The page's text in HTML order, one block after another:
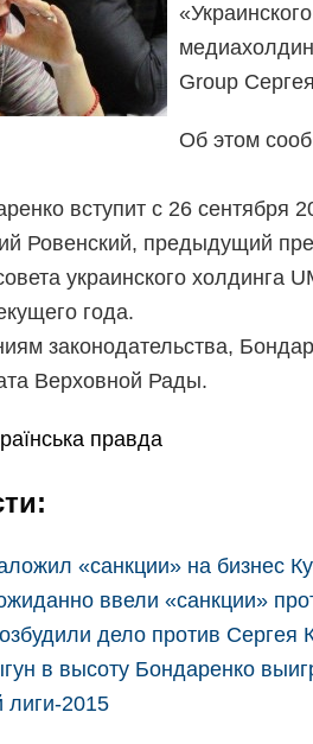
«Украинского
Group
Об этом
вступит с 26 сентября
Ровенский, предыдущий
украинского холдинга
года.
законодательства,
Верховной Рады.
правда
«санкции» на бизнес
ввели «санкции»
дело против Сергея
в высоту Бондаренко
лиги-2015